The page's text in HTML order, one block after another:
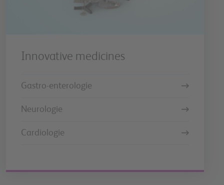
Innovative medicines
Gastro-enterologie
Neurologie
Cardiologie